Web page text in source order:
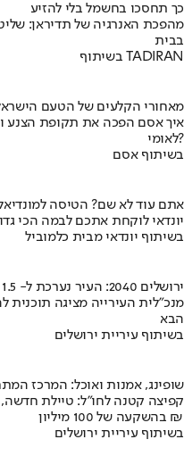
כך תחסכו בחשמל בלי להזיע
מהפכת האנרגיה של תדיראן:
בבית
בשיתוף TADIRAN
מאחורי הקלעים של הטעם
לאומי?
בשיתוף אסם
אתם עוד לא שם? הטיסה
יונדאי לוקחת אתכם לבמה הכי
בשיתוף יונדאי מבית כלמוביל
ירושלים 2040: העיר נערכת ל- 1.5 מליון תושבים
מנכ"לית העירייה מציגה תוכנית
הבא
בשיתוף עיריית ירושלים
שופינג, אמנות ואוכל: המרכז
קפיצה קטנה לחו"ל: טיילת חדשה,
בהשקעה של 100 מיליון ₪
בשיתוף עיריית ירושלים